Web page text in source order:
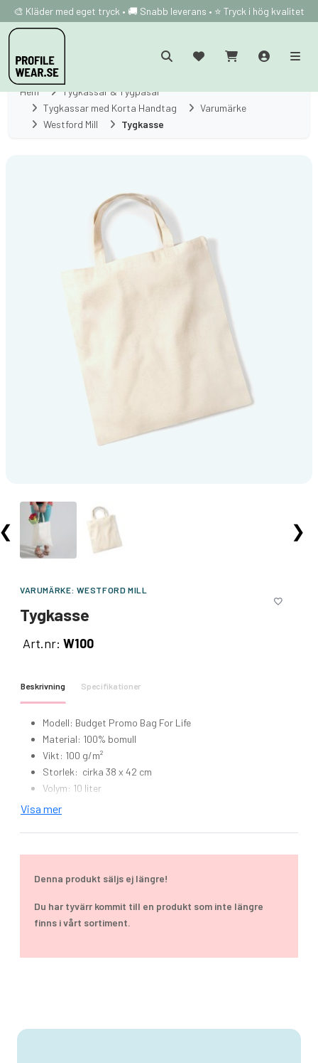
🎨 Kläder med eget tryck • 🚚 Snabb leverans • ⭐ Tryck i hög kvalitet
Hem
Tygkassar & Tygpåsar
Tygkassar med Korta Handtag
Varumärke
Westford Mill
Tygkasse
❯
VARUMÄRKE: WESTFORD MILL
Tygkasse
Art.nr: W100
Beskrivning Specifikationer
Modell: Budget Promo Bag For Life
Material: 100% bomull
Vikt: 100 g/m²
Storlek: cirka 38 x 42 cm
Volym: 10 liter
Visa mer
Denna produkt säljs ej längre!
Du har tyvärr kommit till en produkt som inte längre
finns i vårt sortiment.